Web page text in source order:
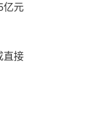
亿元
直接